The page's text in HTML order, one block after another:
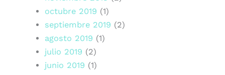
octubre 2019 (1)
septiembre 2019 (2)
agosto 2019 (1)
julio 2019 (2)
junio 2019 (1)